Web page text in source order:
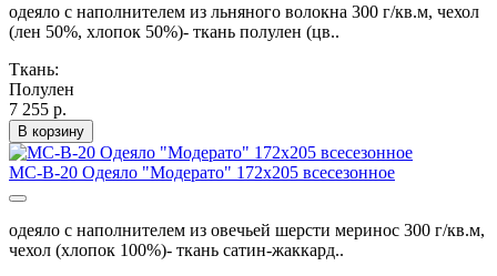
одеяло с наполнителем из льняного волокна 300 г/кв.м, чехол
(лен 50%, хлопок 50%)- ткань полулен (цв..
Ткань:
Полулен
7 255 р.
В корзину
МС-В-20 Одеяло "Модерато" 172х205 всесезонное
одеяло с наполнителем из овечьей шерсти меринос 300 г/кв.м,
чехол (хлопок 100%)- ткань сатин-жаккард..